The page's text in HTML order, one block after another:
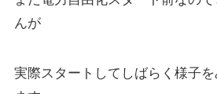
んが
実際スタートしてしばらく様子